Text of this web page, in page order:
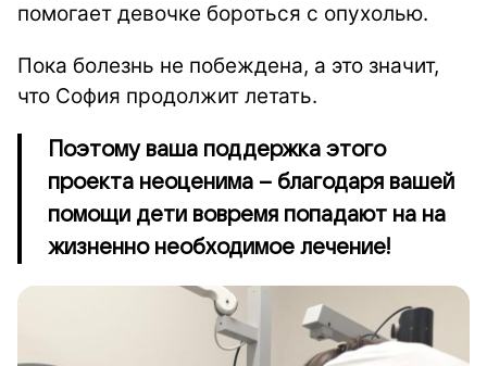
помогает девочке бороться с опухолью.
Пока болезнь не побеждена, а это значит,
что София продолжит летать.
Поэтому ваша поддержка этого
проекта неоценима – благодаря вашей
помощи дети вовремя попадают на на
жизненно необходимое лечение!